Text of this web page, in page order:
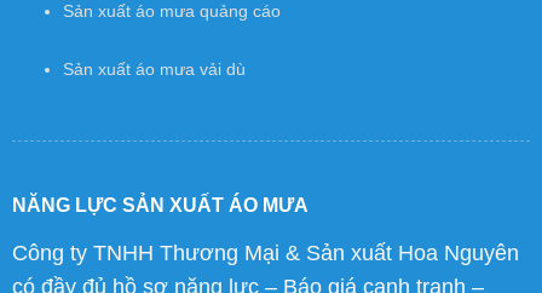
Sản xuất áo mưa quảng cáo
Sản xuất áo mưa vải dù
NĂNG LỰC SẢN XUẤT ÁO MƯA
Công ty TNHH Thương Mại & Sản xuất Hoa Nguyên
có đầy đủ hồ sơ năng lực – Báo giá cạnh tranh –